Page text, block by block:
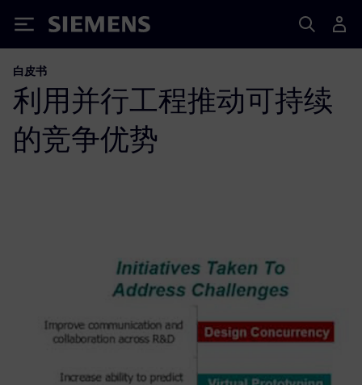
Siemens
白皮书
利用并行工程推动可持续
的竞争优势